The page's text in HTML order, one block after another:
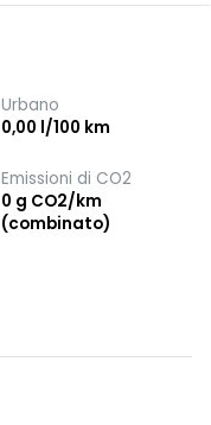
Urbano
0,00 l/100 km
Emissioni di CO2
0 g CO2/km
(combinato)